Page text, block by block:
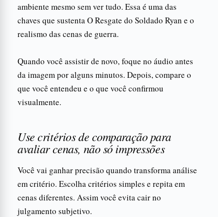
ambiente mesmo sem ver tudo. Essa é uma das
chaves que sustenta O Resgate do Soldado Ryan e o
realismo das cenas de guerra.
Quando você assistir de novo, foque no áudio antes
da imagem por alguns minutos. Depois, compare o
que você entendeu e o que você confirmou
visualmente.
Use critérios de comparação para
avaliar cenas, não só impressões
Você vai ganhar precisão quando transforma análise
em critério. Escolha critérios simples e repita em
cenas diferentes. Assim você evita cair no
julgamento subjetivo.